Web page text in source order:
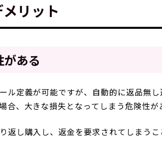
リット
ある
ル定義が可能ですが、自動的に返品無し
合、大きな損失となってしまう危険性が
返し購入し、返金を要求されてしまうこ